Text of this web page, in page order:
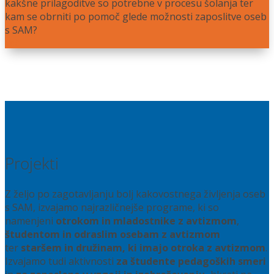
kakšne prilagoditve so potrebne v procesu šolanja ter
kam se obrniti po pomoč glede možnosti zaposlitve oseb
s SAM?
Projekti
Z željo po zagotavljanju bolj kakovostnega življenja oseb
s SAM, izvajamo najrazličnejše programe, ki so
namenjeni otrokom in mladostnike z avtizmom,
študentom in odraslim osebam z avtizmom
ter staršem in družinam, ki imajo otroka z avtizmom.
Izvajamo tudi aktivnosti za študente pedagoških smeri